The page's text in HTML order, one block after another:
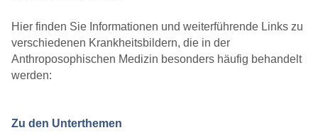
Hier finden Sie Informationen und weiterführende Links zu
verschiedenen Krankheitsbildern, die in der
Anthroposophischen Medizin besonders häufig behandelt
werden:
Zu den Unterthemen